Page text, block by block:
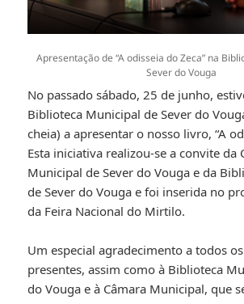
Apresentação de “A odisseia do Zeca” na
Sever do Vouga
No passado sábado, 25 de junho,
Biblioteca Municipal de Sever do
cheia) a apresentar o nosso livro, “A
Esta iniciativa realizou-se a convite da
Municipal de Sever do Vouga e da
de Sever do Vouga e foi inserida no
da Feira Nacional do Mirtilo.
Um especial agradecimento a todos
presentes, assim como à Biblioteca
do Vouga e à Câmara Municipal, que